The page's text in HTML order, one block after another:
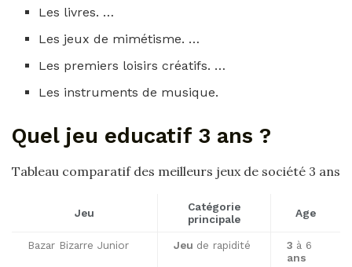
Les livres. …
Les jeux de mimétisme. …
Les premiers loisirs créatifs. …
Les instruments de musique.
Quel jeu educatif 3 ans ?
Tableau comparatif des meilleurs jeux de société 3 ans
Jeu
Catégorie
principale
Age
Bazar Bizarre Junior Jeu de rapidité 3 à 6
ans